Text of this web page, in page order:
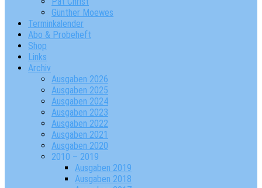
Günther Moewes
Terminkalender
Abo & Probeheft
Shop
Links
Archiv
Ausgaben 2026
Ausgaben 2025
Ausgaben 2024
Ausgaben 2023
Ausgaben 2022
Ausgaben 2021
Ausgaben 2020
2010 – 2019
Ausgaben 2019
Ausgaben 2018